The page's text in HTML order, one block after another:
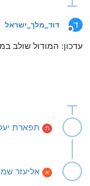
ד
מנותק
דוד_מלך_ישראל
עדכון: המודול שולב
ת תפארת
א אליעזר